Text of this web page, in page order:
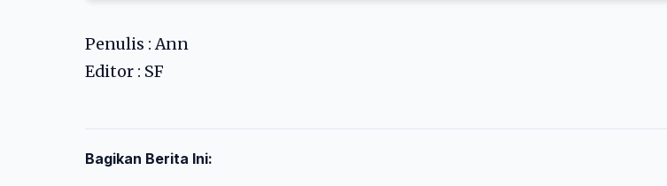
Penulis : Ann
Editor : SF
Bagikan Berita Ini: